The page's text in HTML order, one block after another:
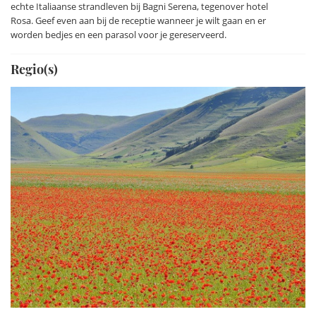
stranden rondom het natuurpark Monte Conero (572m), een
uitloper van de Apennijnen bij Ancona. Ook de in 1948
ontdekte koele grotten van Frasassi zijn een belangrijke
uitgezet over brede wandelpaden en ruime trappen.
echte Italiaanse strandleven bij Bagni Serena, tegenover hotel
Rosa. Geef even aan bij de receptie wanneer je wilt gaan en er
worden bedjes en een parasol voor je gereserveerd.
Regio(s)